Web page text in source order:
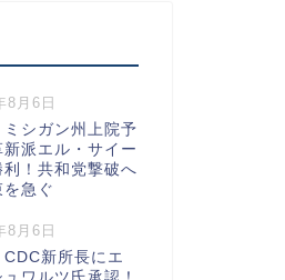
8月6日
ミシガン州上院予
派エル・サイー
利！共和党撃破へ
を急ぐ
8月6日
CDC新所長にエ